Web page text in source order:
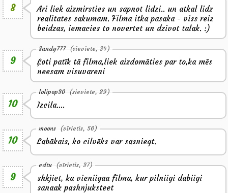
8
Ari liek aizmirsties un sapnot lidzi.. un atkal lidz
realitates sakumam. Filma itka pasaka - viss reiz
beidzas, iemacies to novertet un dzivot talak. :)
9
Sandy777 (sieviete, 34)
Ļoti patīk tā filma,liek aizdomāties par to,ka mēs
neesam visuvareni
10
lolipop30 (sieviete, 29)
Izcila....
10
moons (vīrietis, 56)
Labākais, ko cilvēks var sasniegt.
9
edtu (vīrietis, 37)
shkjiet, ka vieniigaa filma, kur pilniigi dabiigi
sanaak pashnjuksteet